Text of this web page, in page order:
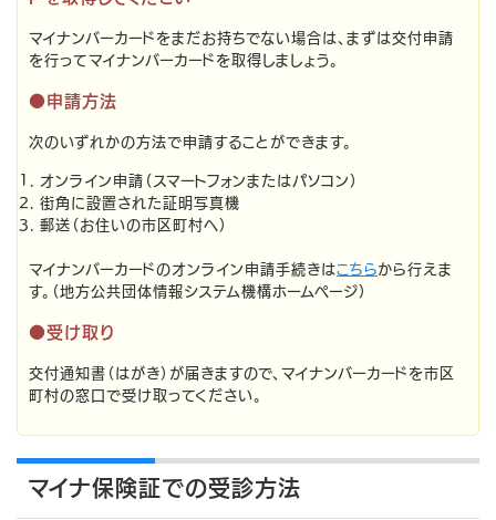
マイナンバーカードをまだお持ちでない場合は、まずは交付申請
を行ってマイナンバーカードを取得しましょう。
●申請方法
次のいずれかの方法で申請することができます。
オンライン申請（スマートフォンまたはパソコン）
街角に設置された証明写真機
郵送（お住いの市区町村へ）
マイナンバーカードのオンライン申請手続きはこちらから行えま
す。（地方公共団体情報システム機構ホームページ）
●受け取り
交付通知書（はがき）が届きますので、マイナンバーカードを市区
町村の窓口で受け取ってください。
マイナ保険証での受診方法